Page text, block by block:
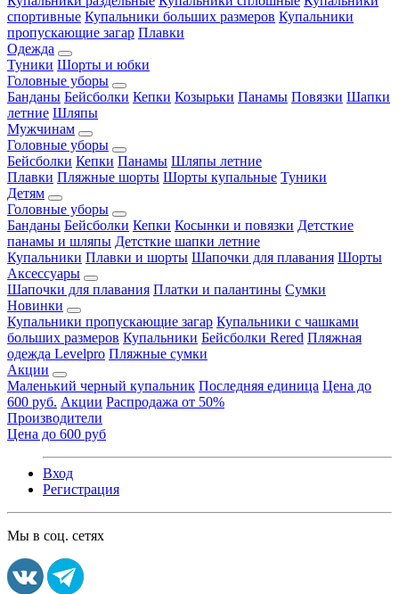
спортивные Купальники больших размеров Купальники
пропускающие загар Плавки
Одежда
Туники Шорты и юбки
Головные уборы
Банданы Бейсболки Кепки Козырьки Панамы Повязки Шапки
летние Шляпы
Мужчинам
Головные уборы
Бейсболки Кепки Панамы Шляпы летние
Плавки Пляжные шорты Шорты купальные Туники
Детям
Головные уборы
Банданы Бейсболки Кепки Косынки и повязки Детсткие
панамы и шляпы Детсткие шапки летние
Купальники Плавки и шорты Шапочки для плавания Шорты
Аксессуары
Шапочки для плавания Платки и палантины Сумки
Новинки
Купальники пропускающие загар Купальники с чашками
больших размеров Купальники Бейсболки Rered Пляжная
одежда Levelpro Пляжные сумки
Акции
Маленький черный купальник Последняя единица Цена до
600 руб. Акции Распродажа от 50%
Производители
Цена до 600 руб
Вход
Регистрация
Мы в соц. сетях